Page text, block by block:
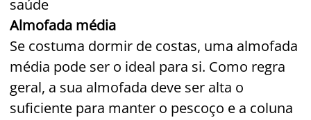
saúde
Almofada média
Se costuma dormir de costas, uma almofada
média pode ser o ideal para si. Como regra
geral, a sua almofada deve ser alta o
suficiente para manter o pescoço e a coluna